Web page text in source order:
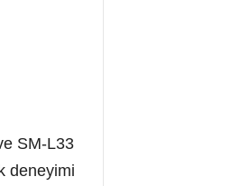
SM‑L33
deneyimi